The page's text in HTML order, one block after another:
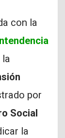
con la
la
por
Social
la